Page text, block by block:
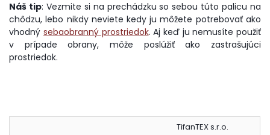
Náš tip: Vezmite si na prechádzku so sebou túto palicu na
chôdzu, lebo nikdy neviete kedy ju môžete potrebovať ako
vhodný sebaobranný prostriedok. Aj keď ju nemusíte použiť
v prípade obrany, môže poslúžiť ako zastrašujúci
prostriedok.
TifanTEX s.r.o.